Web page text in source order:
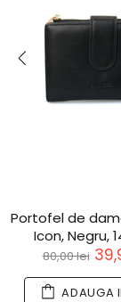
Portofel de
Icon, Negru,
80,00 lei
ADAUGA